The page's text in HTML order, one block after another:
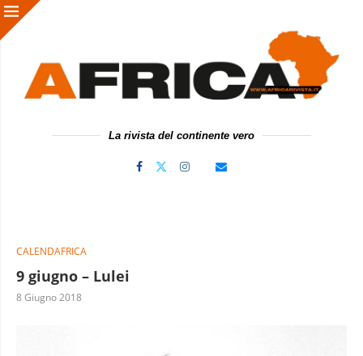
La rivista del continente vero
CALENDAFRICA
9 giugno – Lulei
8 Giugno 2018